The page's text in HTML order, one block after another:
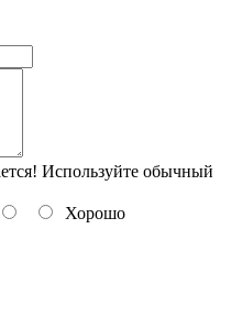
Используйте обычный
Хорошо